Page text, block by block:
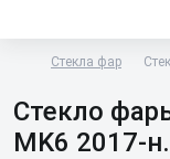
Стекла фар
Стекло
MK6 2017-